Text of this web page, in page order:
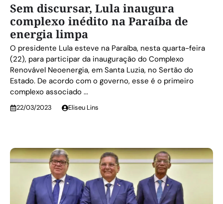
Sem discursar, Lula inaugura
complexo inédito na Paraíba de
energia limpa
O presidente Lula esteve na Paraíba, nesta quarta-feira
(22), para participar da inauguração do Complexo
Renovável Neoenergia, em Santa Luzia, no Sertão do
Estado. De acordo com o governo, esse é o primeiro
complexo associado ...
22/03/2023 Eliseu Lins